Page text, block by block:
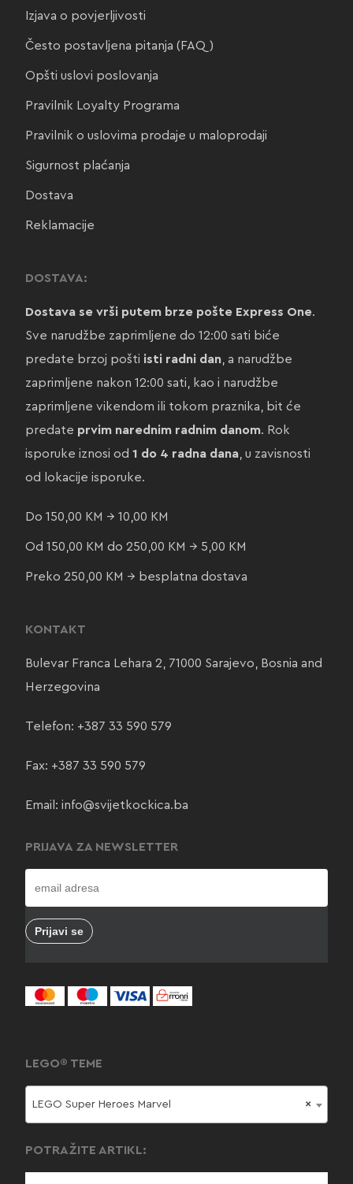
Izjava o povjerljivosti
Često postavljena pitanja (FAQ)
Opšti uslovi poslovanja
Pravilnik Loyalty Programa
Pravilnik o uslovima prodaje u maloprodaji
Sigurnost plaćanja
Dostava
Reklamacije
DOSTAVA:
Dostava se vrši putem brze pošte Express One.
Sve narudžbe zaprimljene do 12:00 sati biće
predate brzoj pošti isti radni dan, a narudžbe
zaprimljene nakon 12:00 sati, kao i narudžbe
zaprimljene vikendom ili tokom praznika, bit će
predate prvim narednim radnim danom. Rok
isporuke iznosi od 1 do 4 radna dana, u zavisnosti
od lokacije isporuke.
Do 150,00 KM → 10,00 KM
Od 150,00 KM do 250,00 KM → 5,00 KM
Preko 250,00 KM → besplatna dostava
KONTAKT
Bulevar Franca Lehara 2, 71000 Sarajevo, Bosnia and
Herzegovina
Telefon: +387 33 590 579
Fax: +387 33 590 579
Email: info@svijetkockica.ba
PRIJAVA ZA NEWSLETTER
LEGO® TEME
×
LEGO Super Heroes Marvel
POTRAŽITE ARTIKL: